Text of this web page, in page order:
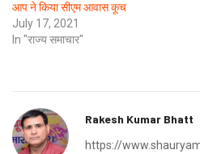
आप ने किया सीएम आवास कूच
July 17, 2021
In "राज्य समाचार"
Rakesh Kumar Bhatt
https://